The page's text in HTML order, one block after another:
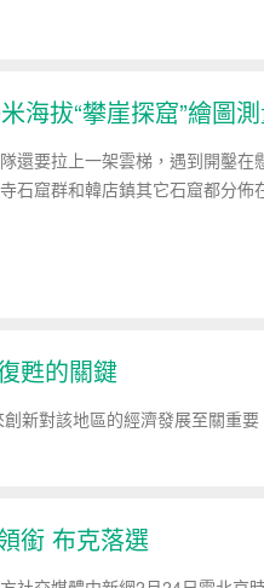
海拔“攀崖探窟”繪圖
還要拉上一架雲梯，遇到開鑿
石窟群和韓店鎮其它石窟都分佈
甦的關鍵
新對該地區的經濟發展至關重
銜 布克落選